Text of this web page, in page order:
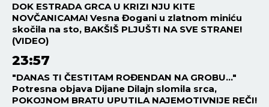
DOK ESTRADA GRCA U KRIZI NJU KITE
NOVČANICAMA! Vesna Đogani u zlatnom miniću
skočila na sto, BAKŠIŠ PLJUŠTI NA SVE STRANE!
(VIDEO)
23:57
"DANAS TI ČESTITAM ROĐENDAN NA GROBU..."
Potresna objava Dijane Dilajn slomila srca,
POKOJNOM BRATU UPUTILA NAJEMOTIVNIJE REČI!